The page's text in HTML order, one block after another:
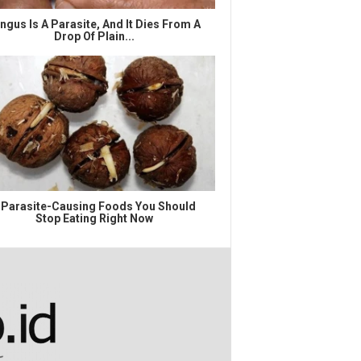
Is A Parasite, And It Dies From A
Drop Of Plain...
Causing Foods You Should
Stop Eating Right Now